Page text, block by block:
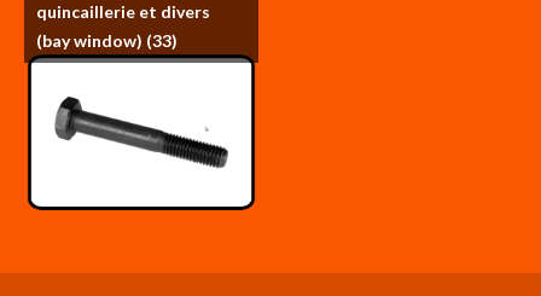
quincaillerie et divers
(bay window) (33)